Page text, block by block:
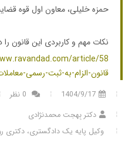
حمزه خلیلی،معاون اول قوه
نکات مهم و کاربردی این قانون
قانون-الزام-به-ثبت-رسمی-
1404/9/17
دکتر بِهجت محمدنژادی
وکیل پایه یک دادگستری، دکتری